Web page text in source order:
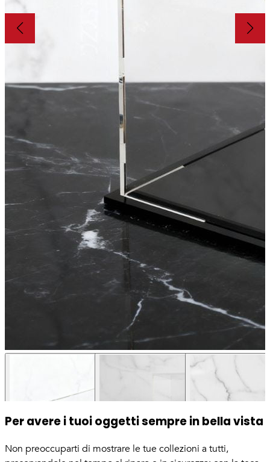
Per avere i tuoi oggetti sempre in bella vista
Non preoccuparti di mostrare le tue collezioni a tutti,